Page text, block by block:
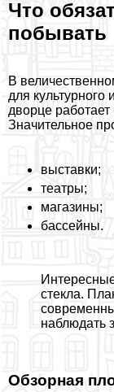
Что
побывать
В
для культурного
дворце
Значительное
выставки;
театры;
магазины;
бассейны.
стекла.
наблюдать
Обзорная